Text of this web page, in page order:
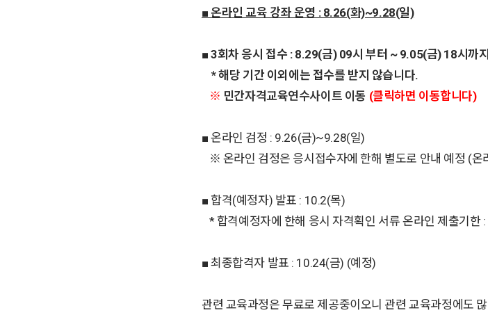
■ 온라인 교육 강좌 운영 : 8.26(화)~9.28(일)
■3회차 응시 접수 : 8.29(금) 09시 부터 ~ 9.05(금) 18시까지
* 해당 기간 이외에는 접수를 받지 않습니다.
※ 민간자격교육연수사이트 이동 (클릭하면 이동합니다)
■ 온라인 검정 : 9.26(금)~9.28(일)
※ 온라인 검정은 응시접수자에 한해 별도로 안내 예정 (온
■ 합격(예정자) 발표 : 10.2(목)
* 합격예정자에 한해 응시 자격획인 서류 온라인 제출기
■ 최종합격자 발표 : 10.24(금) (예정)
관련 교육과정은 무료로 제공중이오니 관련 교육과정에도